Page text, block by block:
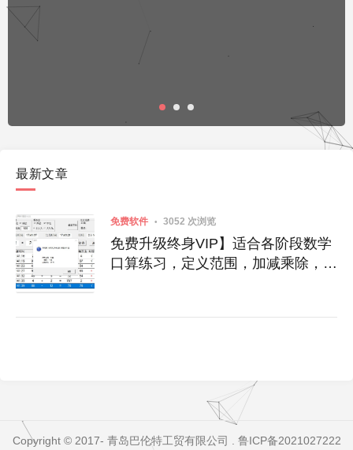
最新文章
免费软件 3052 次浏览
免费升级终身VIP】适合各阶段数学
口算练习，定义范围，加减乘除，成
Copyright © 2017- 青岛巴伦特工贸有限公司 鲁ICP备2021027222